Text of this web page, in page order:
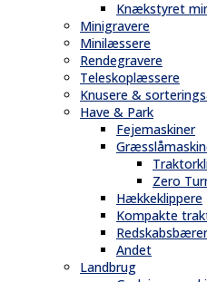
Knækstyret
Minigravere
Minilæssere
Rendegravere
Teleskoplæssere
Knusere &
Have & Park
Fejemaskiner
Zero
Hækkeklippere
Kompakte
Redskabsbærer
Andet
Landbrug